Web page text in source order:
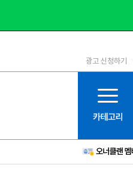
1등급
6등급
11등급
12등급
15등급
16등급
광고 신청하기